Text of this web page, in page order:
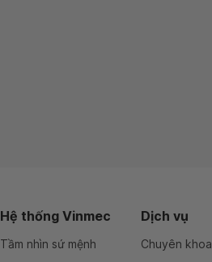
Hệ thống Vinmec
Tầm nhìn sứ mệnh
Dịch vụ
Chuyên khoa